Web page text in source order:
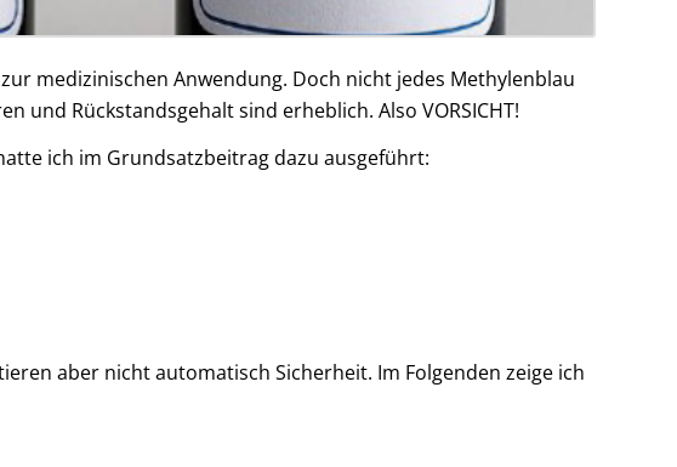
medizinischen Anwendung. Doch nicht jedes Methylenblau
und Rückstandsgehalt sind erheblich. Also VORSICHT!
ich im Grundsatzbeitrag dazu ausgeführt:
aber nicht automatisch Sicherheit. Im Folgenden zeige ich